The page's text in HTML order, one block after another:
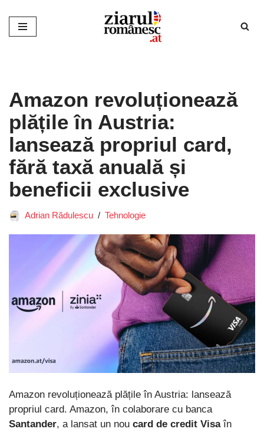
Sari
Amazon revoluționează
plățile în Austria:
lansează propriul card,
fără taxă anuală și
beneficii exclusive
Adrian Rădulescu Tehnologie
Amazon revoluționează plățile în Austria: lansează
propriul card. Amazon, în colaborare cu banca
Santander, a lansat un nou card de credit Visaîn